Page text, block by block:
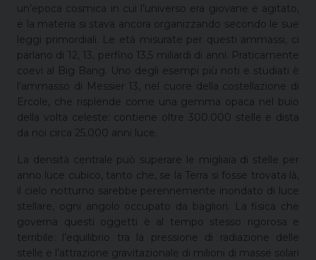
un’epoca cosmica in cui l’universo era giovane e agitato,
e la materia si stava ancora organizzando secondo le sue
leggi primordiali. Le età misurate per questi ammassi, ci
parlano di 12, 13, perfino 13,5 miliardi di anni. Praticamente
coevi al Big Bang. Uno degli esempi più noti e studiati è
l’ammasso di Messier 13, nel cuore della costellazione di
Ercole, che risplende come una gemma opaca nel buio
della volta celeste: contiene oltre 300.000 stelle e dista
da noi circa 25.000 anni luce.
La densità centrale può superare le migliaia di stelle per
anno luce cubico, tanto che, se la Terra si fosse trovata là,
il cielo notturno sarebbe perennemente inondato di luce
stellare, ogni angolo occupato da bagliori. La fisica che
governa questi oggetti è al tempo stesso rigorosa e
terribile: l’equilibrio tra la pressione di radiazione delle
stelle e l’attrazione gravitazionale di milioni di masse solari